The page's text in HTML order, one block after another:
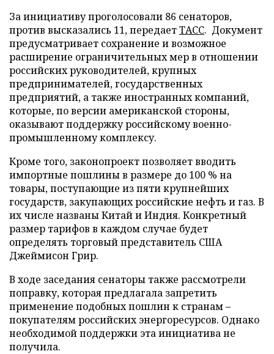
За инициативу проголосовали 86 сенаторов,
против высказались 11, передаетТАСС. Документ
предусматривает сохранение и возможное
расширение ограничительных мер в отношении
российских руководителей, крупных
предпринимателей, государственных
предприятий, а также иностранных компаний,
которые, по версии американской стороны,
оказывают поддержку российскому военно-
промышленному комплексу.
Кроме того, законопроект позволяет вводить
импортные пошлины в размере до 100 % на
товары, поступающие из пяти крупнейших
государств, закупающих российские нефть и газ. В
их числе названы Китай и Индия. Конкретный
размер тарифов в каждом случае будет
определять торговый представитель США
Джеймисон Грир.
В ходе заседания сенаторы также рассмотрели
поправку, которая предлагала запретить
применение подобных пошлин к странам –
покупателям российских энергоресурсов. Однако
необходимой поддержки эта инициатива не
получила.